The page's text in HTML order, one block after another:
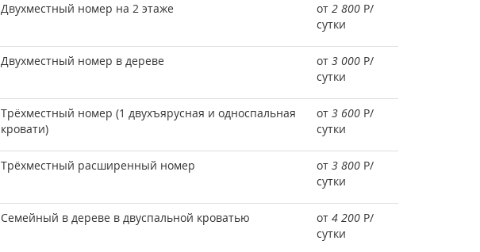
Двухместный номер на 2 этаже от 2 800 Р/
сутки
Двухместный номер в дереве от 3 000 Р/
сутки
Трёхместный номер (1 двухъярусная и односпальная
кровати)
от 3 600 Р/
сутки
Трёхместный расширенный номер от 3 800 Р/
сутки
Семейный в дереве в двуспальной кроватью от 4 200 Р/
сутки